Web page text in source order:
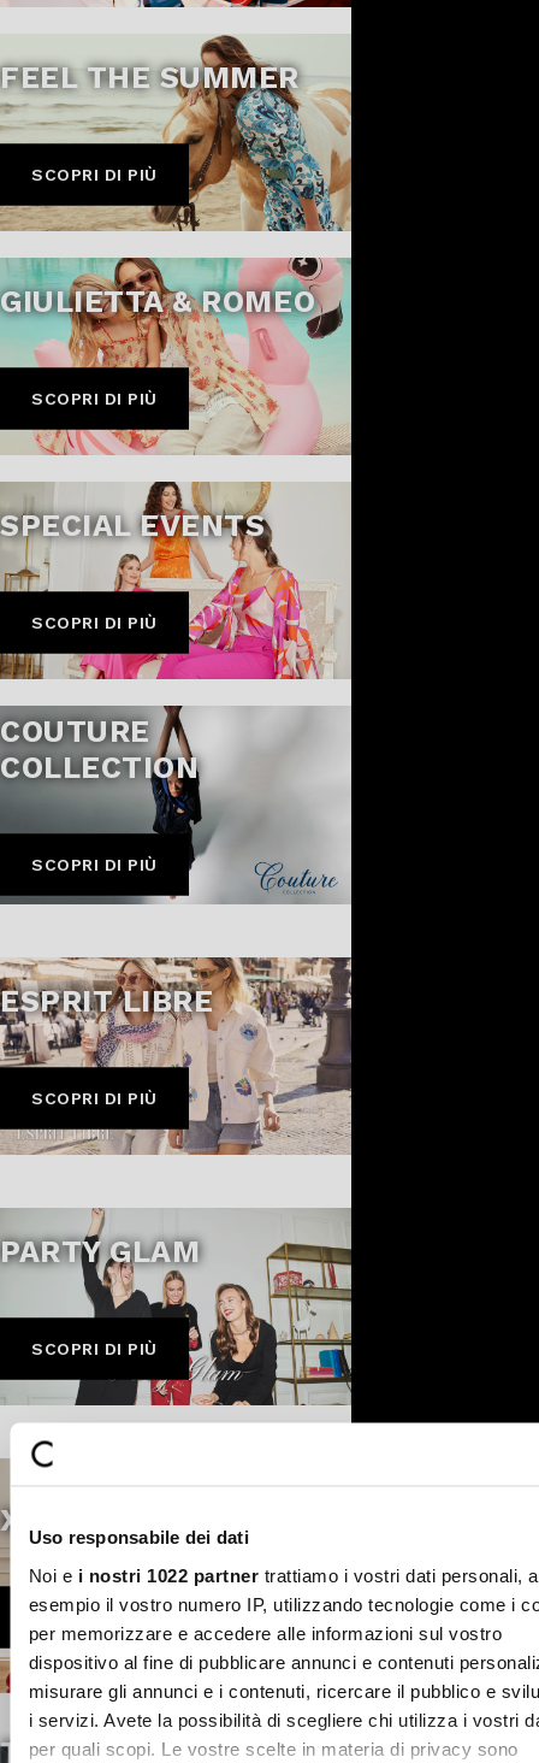
Uso responsabile dei dati
Noi e i nostri 1022 partnertrattiamo i vostri dati personali,
esempio il vostro numero IP, utilizzando tecnologie come i
per memorizzare e accedere alle informazioni sul vostro
dispositivo al fine di pubblicare annunci e contenuti
misurare gli annunci e i contenuti, ricercare il pubblico e
i servizi. Avete la possibilità di scegliere chi utilizza i vostri
per quali scopi. Le vostre scelte in materia di privacy sono
FEEL THE SUMMER
SCOPRI DI PIÙ
GIULIETTA & ROMEO
SCOPRI DI PIÙ
SPECIAL EVENTS
SCOPRI DI PIÙ
COUTURE
COLLECTION
SCOPRI DI PIÙ
ESPRIT LIBRE
SCOPRI DI PIÙ
PARTY GLAM
SCOPRI DI PIÙ
XMAS IS COMING
SCOPRI DI PIÙ
THE SWEET LIFE
Close
SUBSCRIBE TO OUR
NEWSLETTER
Sign up now and be the first to find out
about our latest news and events.